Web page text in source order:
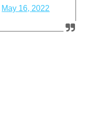
May 16, 2022